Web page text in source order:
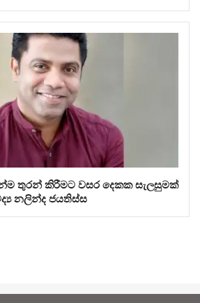
තුරන් කිරීමට වසර දෙකක සැලසුමක්
නලින්ද ජයතිස්ස